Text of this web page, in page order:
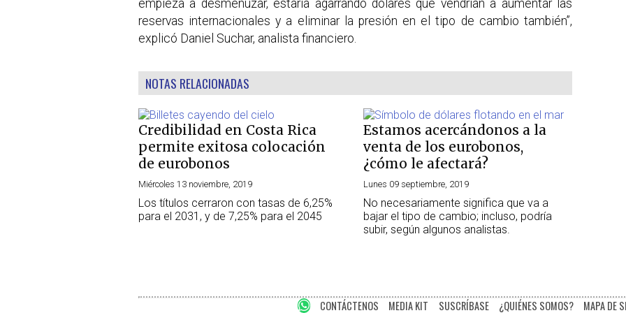
empieza a desmenuzar, estaría agarrando dólares que vendrían a aumentar las
reservas internacionales y a eliminar la presión en el tipo de cambio también”,
explicó Daniel Suchar, analista financiero.
NOTAS RELACIONADAS
Credibilidad en Costa Rica
permite exitosa colocación
de eurobonos
Miércoles 13 noviembre, 2019
Los títulos cerraron con tasas de 6,25%
para el 2031, y de 7,25% para el 2045
Estamos acercándonos a la
venta de los eurobonos,
¿cómo le afectará?
Lunes 09 septiembre, 2019
No necesariamente significa que va a
bajar el tipo de cambio; incluso, podría
subir, según algunos analistas.
CONTÁCTENOS MEDIA KIT SUSCRÍBASE ¿QUIÉNES SOMOS? MAPA DE